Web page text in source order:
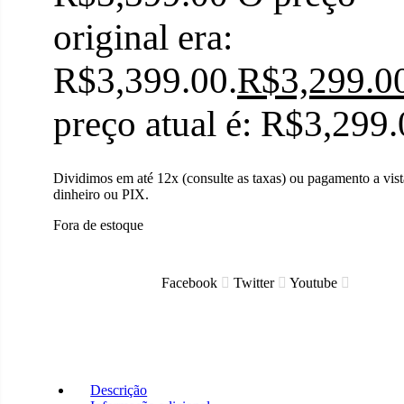
original era:
R$3,399.00.R$
preço atual é:
Dividimos em até 12x (consulte as taxas) ou pagamento a
dinheiro ou PIX.
Fora de estoque
Facebook Twitter Youtube
Descrição